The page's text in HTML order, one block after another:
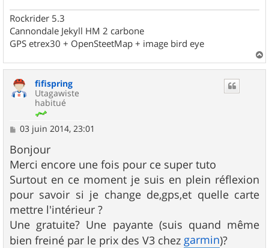
Rockrider 5.3
Cannondale Jekyll HM 2 carbone
GPS etrex30 + OpenSteetMap + image bird eye
a
fifispring
Utagawiste
habitué
M
s
s
a
g
e
03 juin 2014, 23:01
Bonjour
Merci encore une fois pour ce super tuto
Surtout en ce moment je suis en plein réflexion
pour savoir si je change de,gps,et quelle carte
mettre l'intérieur ?
Une gratuite? Une payante (suis quand même
bien freiné par le prix des V3 chez garmin)?